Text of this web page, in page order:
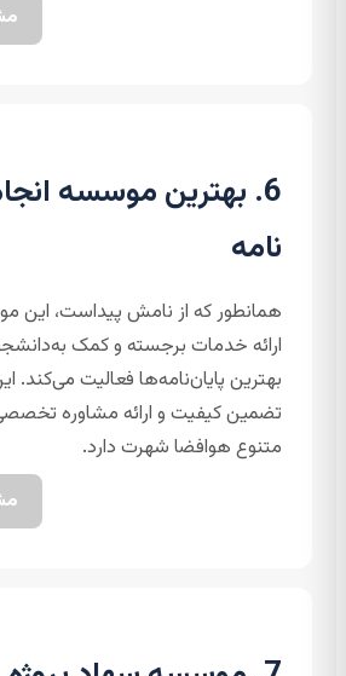
6. بهترین موسسه
نامه
همانطور که از نامش پیداست، این
ارائه خدمات برجسته و کمک
بهترین پایان‌نامه‌ها فعالیت می‌کند.
تضمین کیفیت و ارائه مشاوره
متنوع هوافضا شهرت دارد.